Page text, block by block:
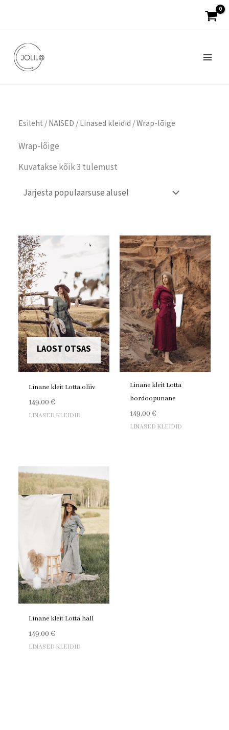
Esileht /NAISED /Linased kleidid / Wrap-lõige
Wrap-lõige
Kuvatakse kõik 3 tulemust
LAOST OTSAS
Linane kleit Lotta oliiv
149,00€
LINASED KLEIDID
Linane kleit Lotta
bordoopunane
149,00€
LINASED KLEIDID
Linane kleit Lotta hall
149,00€
LINASED KLEIDID